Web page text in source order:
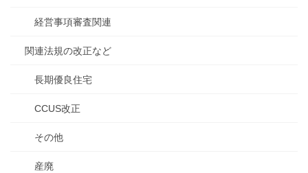
経営事項審査関連
関連法規の改正など
長期優良住宅
CCUS改正
その他
産廃